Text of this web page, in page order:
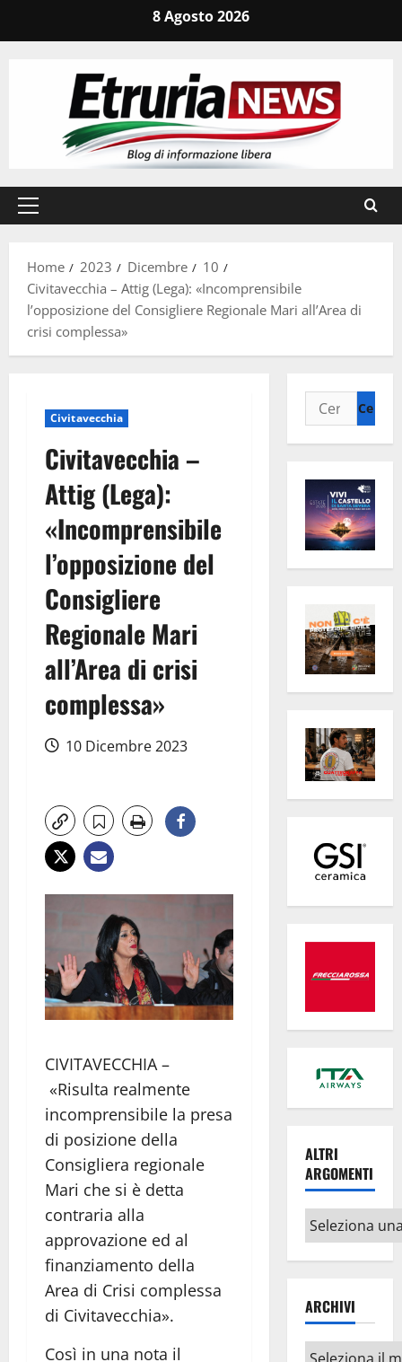
8 Agosto 2026
Menu
Home
2023 Dicembre
10
Civitavecchia – Attig (Lega): «Incomprensibile
l’opposizione del Consigliere Regionale Mari all’Area di
crisi complessa»
Civitavecchia
Civitavecchia –
Attig (Lega):
«Incomprensibile
l’opposizione del
Consigliere
Regionale Mari
all’Area di crisi
complessa»
10 Dicembre 2023
CIVITAVECCHIA –
«Risulta realmente
incomprensibile la presa
di posizione della
Consigliera regionale
Mari che si è detta
contraria alla
approvazione ed al
finanziamento della
Area di Crisi complessa
di Civitavecchia».
Così in una nota il
Ricerca
per:
ALTRI
ARGOMENTI
Altri
argomenti
ARCHIVI
Archivi